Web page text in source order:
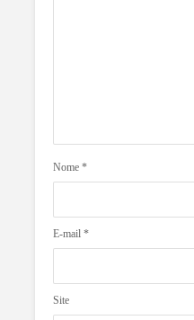
Nome *
E-mail *
Site